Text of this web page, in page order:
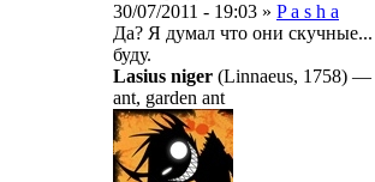
30/07/2011 - 19:03 » P a s h a
Да? Я думал что они
буду.
Lasius niger (Linnaeus, 1758) —
ant, garden ant